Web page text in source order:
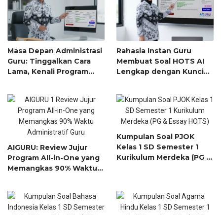
Masa Depan Administrasi
Guru: Tinggalkan Cara
Lama, Kenali Program
Anda Selesai dalam Menit
Rahasia Instan Guru
Membuat Soal HOTS AI
Lengkap dengan Kunci
Input 1 Topik!
AIGURU: Review Jujur
Program All-in-One yang
Memangkas 90% Waktu
Kumpulan Soal PJOK
Kelas 1 SD Semester 1
Kurikulum Merdeka (PG &